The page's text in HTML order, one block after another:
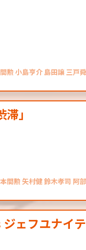
勲 小島亨介 島田譲 三戸
」
間勲 矢村健 鈴木孝司 阿
ジェフユナイ